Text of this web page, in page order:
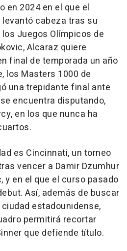
en 2024 en el que el
cabeza tras su
Juegos Olímpicos de
Alcaraz quiere
final de temporada un año
los Masters 1000 de
una trepidante final ante
encuentra disputando,
en los que nunca ha
es Cincinnati, un torneo
vencer a Damir Dzumhur
y en el que el curso pasado
Así, además de buscar
estadounidense,
permitirá recortar
que defiende título.